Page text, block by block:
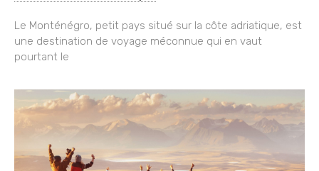
Le Monténégro, petit pays situé sur la côte adriatique, est
une destination de voyage méconnue qui en vaut
pourtant le